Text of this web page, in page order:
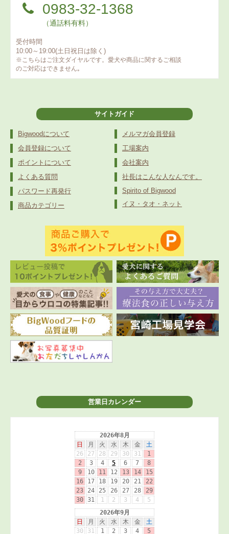
0983-32-1368
（通話料有料）
受付時間
10:00～19:00(土日祝日は除く)
※こちらはご注文ダイヤルです。愛犬や商品に関するご相談
のご対応はできません｡
サイトガイド
Bigwoodについて
会員登録について
ポイントについて
よくある質問
パスワード再発行
商品カテゴリー
メルマガ会員登録
工場案内
会社案内
社長はこんな人なんです。
Spirito of Bigwood
イヌ・タオ・ネット
営業日カレンダー